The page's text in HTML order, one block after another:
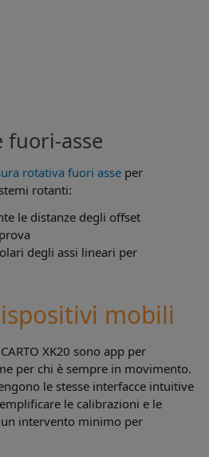
fuori-asse
rotativa fuori asse per
rotanti:
le distanze degli offset
degli assi lineari per
mobili
XK20 sono app per
per chi è sempre in movimento.
le stesse interfacce intuitive
le calibrazioni e le
intervento minimo per